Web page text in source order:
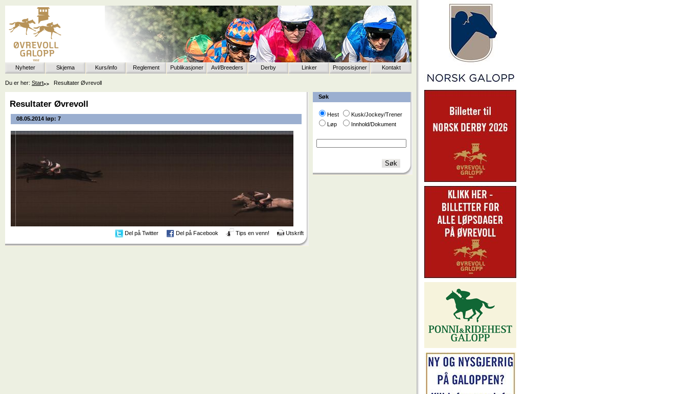
Nyheter Skjema Kurs/info Reglement Publikasjoner Avl/Breeders Derby Linker Proposisjoner Kontakt
Du er her: Start Resultater Øvrevoll
Søk
Hest
Kusk/Jockey/Trener
Løp
Innhold/Dokument
Resultater Øvrevoll
08.05.2014 løp: 7
Del på Twitter Del på Facebook Tips en venn! Utskrift